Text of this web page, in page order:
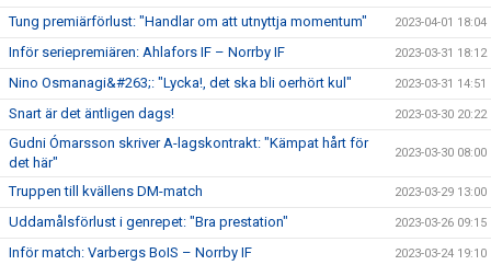
Tung premiärförlust: "Handlar om att utnyttja momentum" 2023-04-01 18:04
Inför seriepremiären: Ahlafors IF – Norrby IF 2023-03-31 18:12
Nino Osmanagi&#263;: "Lycka!, det ska bli oerhört kul" 2023-03-31 14:51
Snart är det äntligen dags! 2023-03-30 20:22
Gudni Ómarsson skriver A-lagskontrakt: "Kämpat hårt för
det här"
2023-03-30 08:00
Truppen till kvällens DM-match 2023-03-29 13:00
Uddamålsförlust i genrepet: "Bra prestation" 2023-03-26 09:15
Inför match: Varbergs BoIS – Norrby IF 2023-03-24 19:10